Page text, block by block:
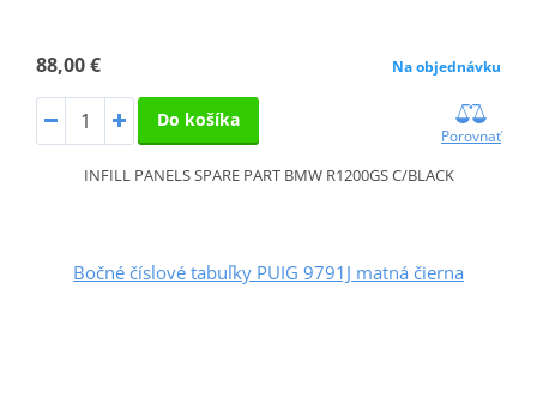
88,00 € Na objednávku
Do košíka
Porovnať
INFILL PANELS SPARE PART BMW R1200GS C/BLACK
Bočné číslové tabuľky PUIG 9791J matná čierna